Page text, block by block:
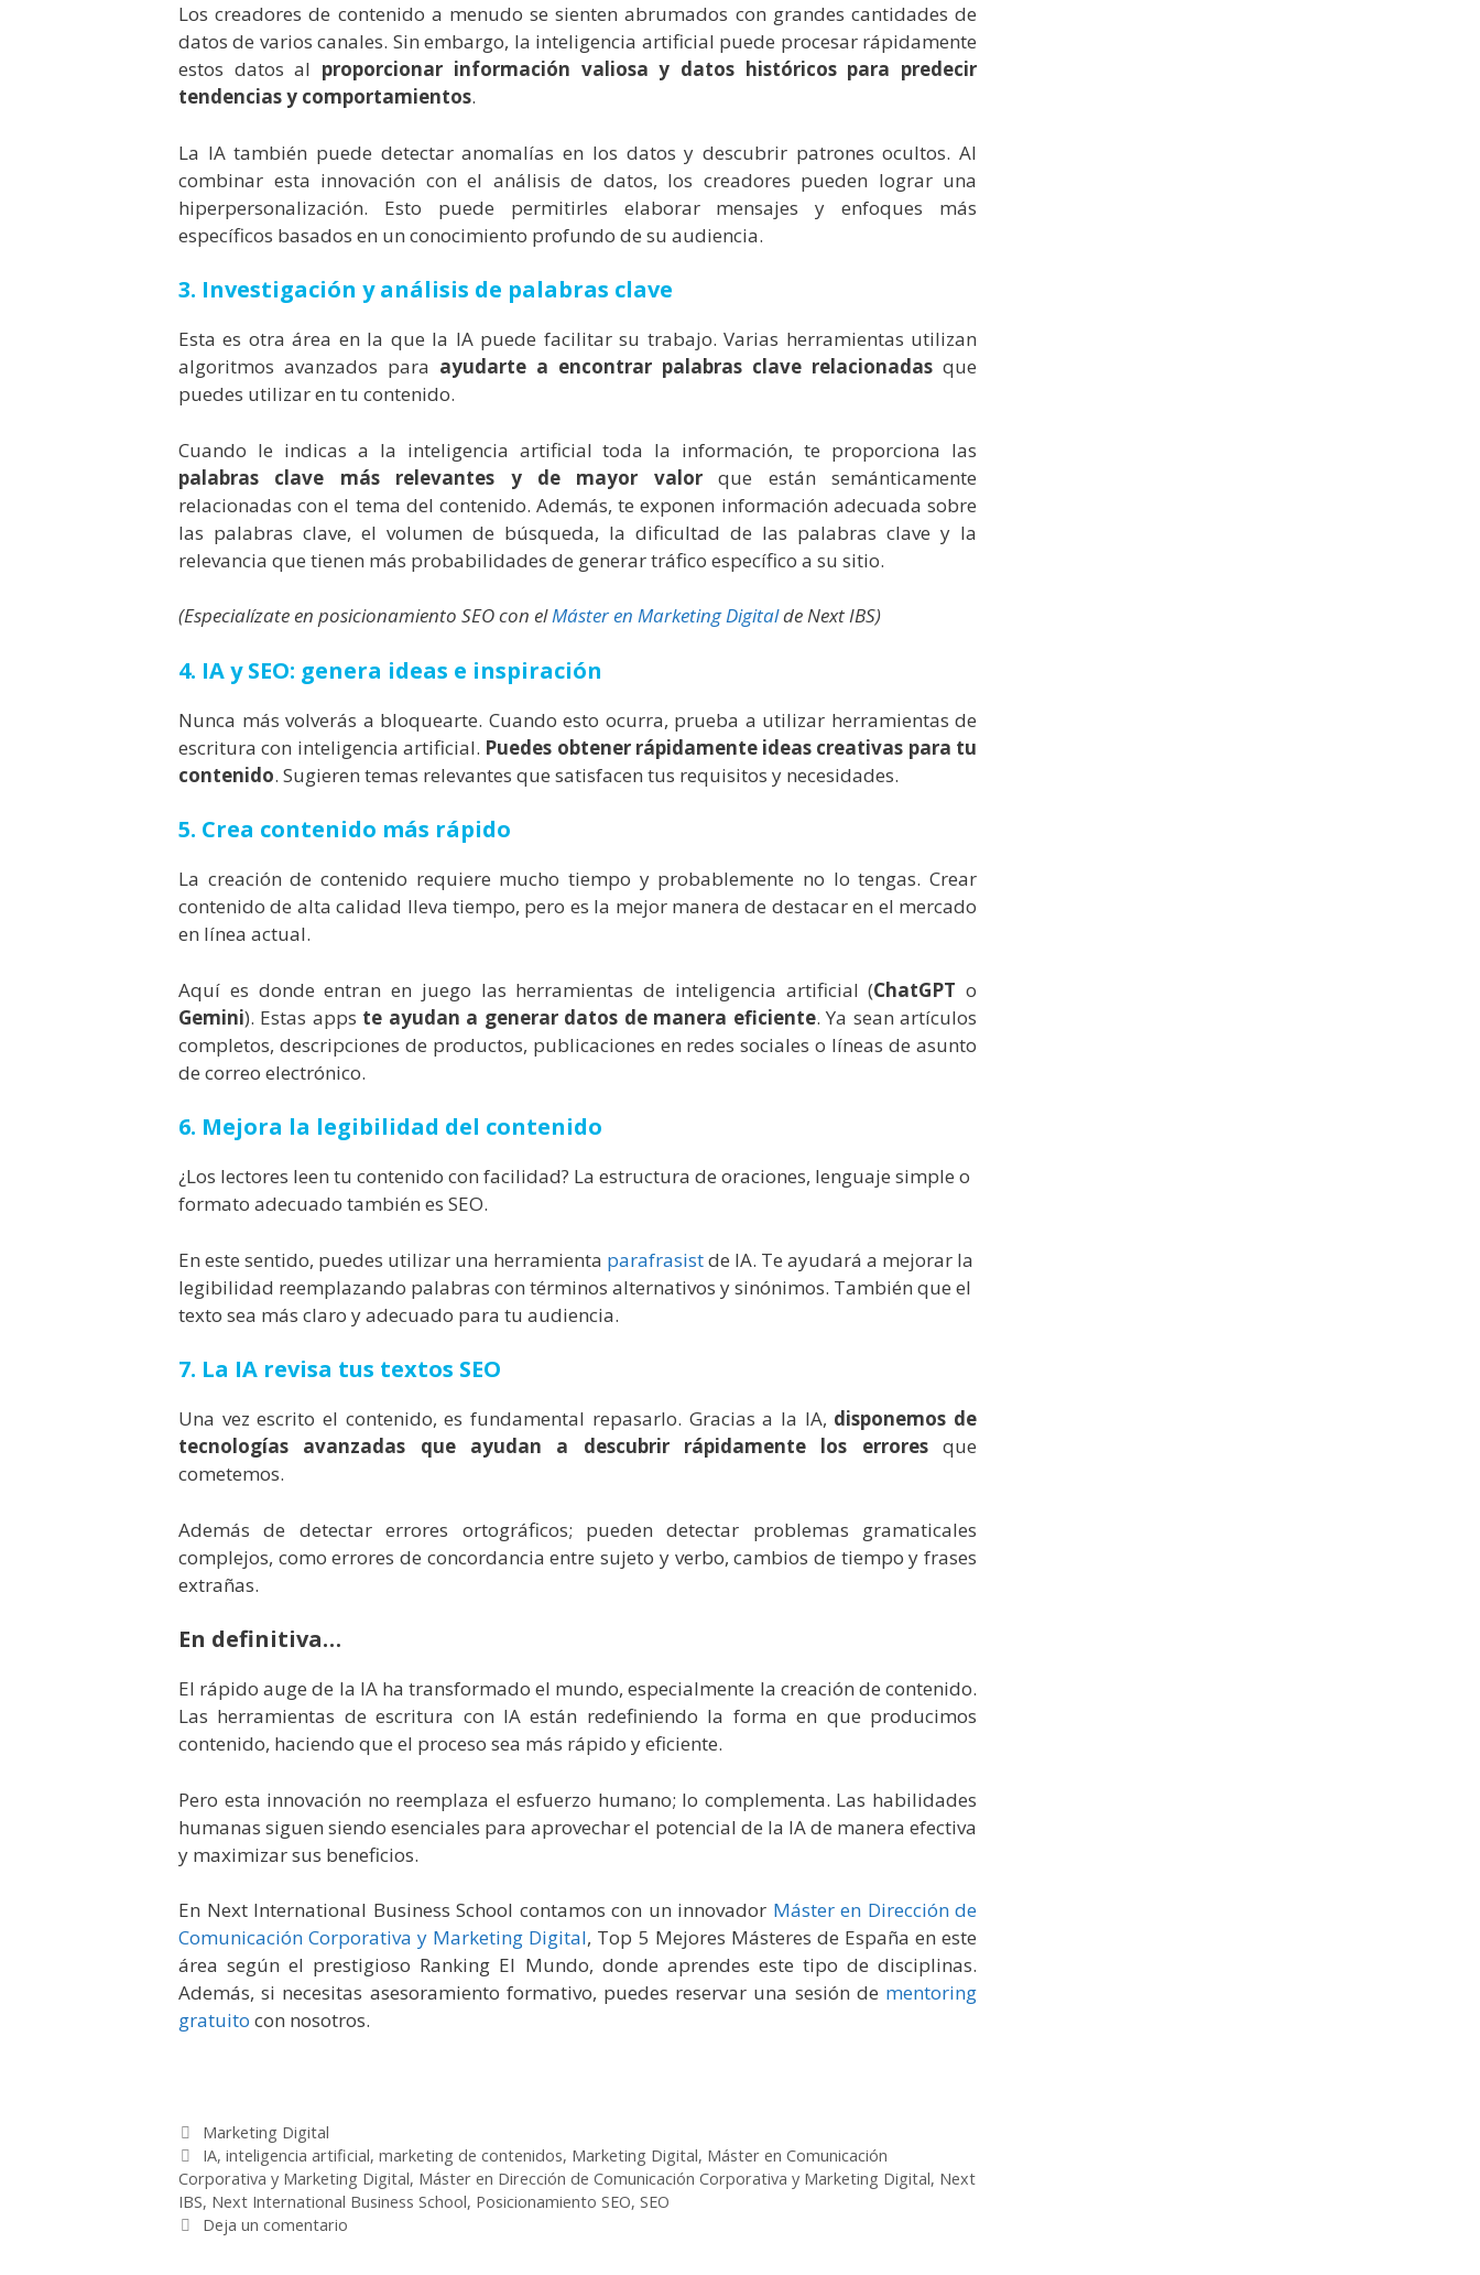
Los creadores de contenido a menudo se sienten abrumados con grandes cantidades de
datos de varios canales. Sin embargo, la inteligencia artificial puede procesar rápidamente
estos datos al proporcionar información valiosa y datos históricos para predecir
tendencias y comportamientos.
La IA también puede detectar anomalías en los datos y descubrir patrones ocultos. Al
combinar esta innovación con el análisis de datos, los creadores pueden lograr una
hiperpersonalización. Esto puede permitirles elaborar mensajes y enfoques más
específicos basados ​​en un conocimiento profundo de su audiencia.
3. Investigación y análisis de palabras clave
Esta es otra área en la que la IA puede facilitar su trabajo. Varias herramientas utilizan
algoritmos avanzados para ayudarte a encontrar palabras clave relacionadas que
puedes utilizar en tu contenido.
Cuando le indicas a la inteligencia artificial toda la información, te proporciona las
palabras clave más relevantes y de mayor valorque están semánticamente
relacionadas con el tema del contenido. Además, te exponen información adecuada sobre
las palabras clave, el volumen de búsqueda, la dificultad de las palabras clave y la
relevancia que tienen más probabilidades de generar tráfico específico a su sitio.
(Especialízate en posicionamiento SEO con elMáster en Marketing Digitalde Next IBS)
4. IA y SEO: genera ideas e inspiración
Nunca más volverás a bloquearte. Cuando esto ocurra, prueba a utilizar herramientas de
escritura con inteligencia artificial. Puedes obtener rápidamente ideas creativas para tu
contenido. Sugieren temas relevantes que satisfacen tus requisitos y necesidades.
5. Crea contenido más rápido
La creación de contenido requiere mucho tiempo y probablemente no lo tengas. Crear
contenido de alta calidad lleva tiempo, pero es la mejor manera de destacar en el mercado
en línea actual.
Aquí es donde entran en juego las herramientas de inteligencia artificial (ChatGPT o
Gemini). Estas apps te ayudan a generar datos de manera eficiente. Ya sean artículos
completos, descripciones de productos, publicaciones en redes sociales o líneas de asunto
de correo electrónico.
6. Mejora la legibilidad del contenido
¿Los lectores leen tu contenido con facilidad? La estructura de oraciones, lenguaje simple o
formato adecuado también es SEO.
En este sentido, puedes utilizar una herramienta parafrasistde IA. Te ayudará a mejorar la
legibilidad reemplazando palabras con términos alternativos y sinónimos. También que el
texto sea más claro y adecuado para tu audiencia.
7. La IA revisa tus textos SEO
Una vez escrito el contenido, es fundamental repasarlo. Gracias a la IA, disponemos de
tecnologías avanzadas que ayudan a descubrir rápidamente los erroresque
cometemos.
Además de detectar errores ortográficos; pueden detectar problemas gramaticales
complejos, como errores de concordancia entre sujeto y verbo, cambios de tiempo y frases
extrañas.
En definitiva…
El rápido auge de la IA ha transformado el mundo, especialmente la creación de contenido.
Las herramientas de escritura con IA están redefiniendo la forma en que producimos
contenido, haciendo que el proceso sea más rápido y eficiente.
Pero esta innovación no reemplaza el esfuerzo humano; lo complementa. Las habilidades
humanas siguen siendo esenciales para aprovechar el potencial de la IA de manera efectiva
y maximizar sus beneficios.
En Next International Business School contamos con un innovador Máster en Dirección de
Comunicación Corporativa y Marketing Digital, Top 5 Mejores Másteres de España en este
área según el prestigioso Ranking El Mundo, donde aprendes este tipo de disciplinas.
Además, si necesitas asesoramiento formativo, puedes reservar una sesión de mentoring
gratuito con nosotros.
Categorías
Marketing Digital
Etiquetas
IA, inteligencia artificial, marketing de contenidos, Marketing Digital, Máster en Comunicación
Corporativa y Marketing Digital, Máster en Dirección de Comunicación Corporativa y Marketing Digital, Next
IBS, Next International Business School, Posicionamiento SEO, SEO
Deja un comentario